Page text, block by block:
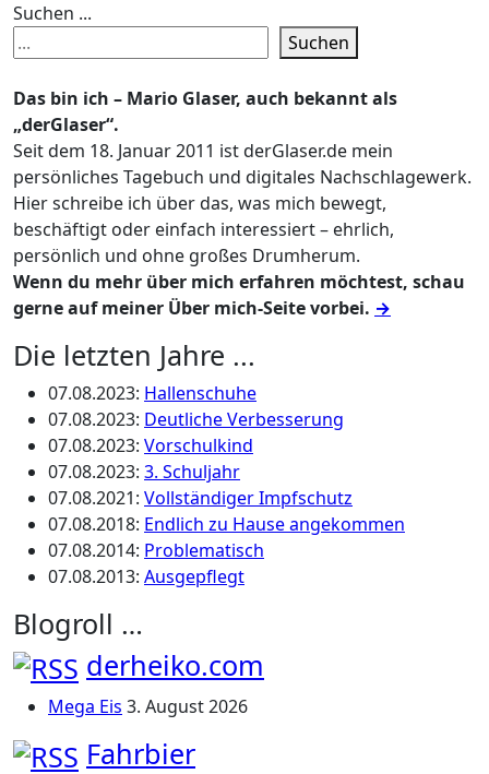
Suchen ...
Suchen
Das bin ich – Mario Glaser, auch bekannt als
„derGlaser“.
Seit dem 18. Januar 2011 ist derGlaser.de mein
persönliches Tagebuch und digitales Nachschlagewerk.
Hier schreibe ich über das, was mich bewegt,
beschäftigt oder einfach interessiert – ehrlich,
persönlich und ohne großes Drumherum.
Wenn du mehr über mich erfahren möchtest, schau
gerne auf meiner Über mich-Seite vorbei. →
Die letzten Jahre ...
07.08.2023: Hallenschuhe
07.08.2023: Deutliche Verbesserung
07.08.2023: Vorschulkind
07.08.2023: 3. Schuljahr
07.08.2021: Vollständiger Impfschutz
07.08.2018: Endlich zu Hause angekommen
07.08.2014: Problematisch
07.08.2013: Ausgepflegt
Blogroll …
derheiko.com
Mega Eis 3. August 2026
Fahrbier